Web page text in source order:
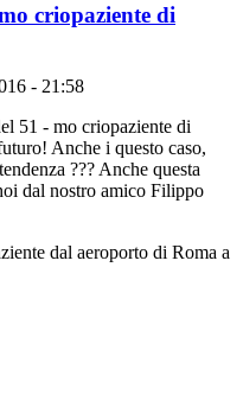
criopaziente di
- 21:58
51 - mo criopaziente di
Anche i questo caso,
??? Anche questa
dal nostro amico Filippo
dal aeroporto di Roma a